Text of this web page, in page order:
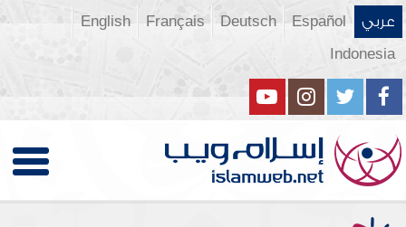
عربي Español
Deutsch
Français
English
Indonesia